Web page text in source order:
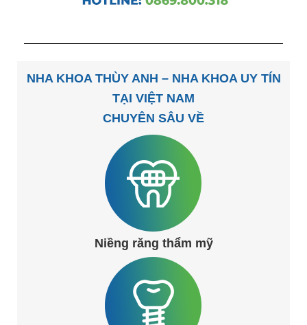
NHA KHOA THÙY ANH – NHA KHOA UY TÍN
TẠI VIỆT NAM
CHUYÊN SÂU VỀ
Niềng răng thẩm mỹ